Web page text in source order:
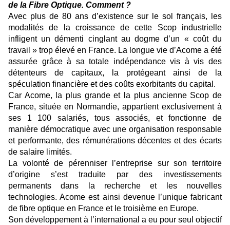
de la Fibre Optique. Comment ?
Avec plus de 80 ans d’existence sur le sol français, les
modalités de la croissance de cette Scop industrielle
infligent un démenti cinglant au dogme d’un « coût du
travail » trop élevé en France. La longue vie d’Acome a été
assurée grâce à sa totale indépendance vis à vis des
détenteurs de capitaux, la protégeant ainsi de la
spéculation financière et des coûts exorbitants du capital.
Car Acome, la plus grande et la plus ancienne Scop de
France, située en Normandie, appartient exclusivement à
ses 1 100 salariés, tous associés, et fonctionne de
manière démocratique avec une organisation responsable
et performante, des rémunérations décentes et des écarts
de salaire limités.
La volonté de pérenniser l’entreprise sur son territoire
d’origine s’est traduite par des investissements
permanents dans la recherche et les nouvelles
technologies. Acome est ainsi devenue l’unique fabricant
de fibre optique en France et le troisième en Europe.
Son développement à l’international a eu pour seul objectif